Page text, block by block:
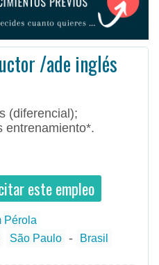
/ade inglés
(diferencial);
entrenamiento*.
este empleo
Pérola
São Paulo -
Brasil